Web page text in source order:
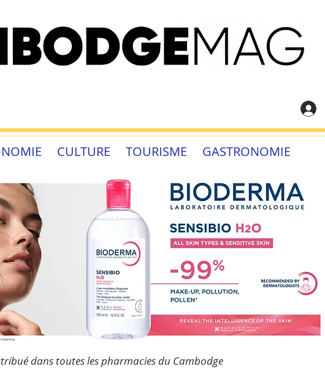
CULTURE TOURISME GASTRONOMIE
dans toutes les pharmacies du Cambodge